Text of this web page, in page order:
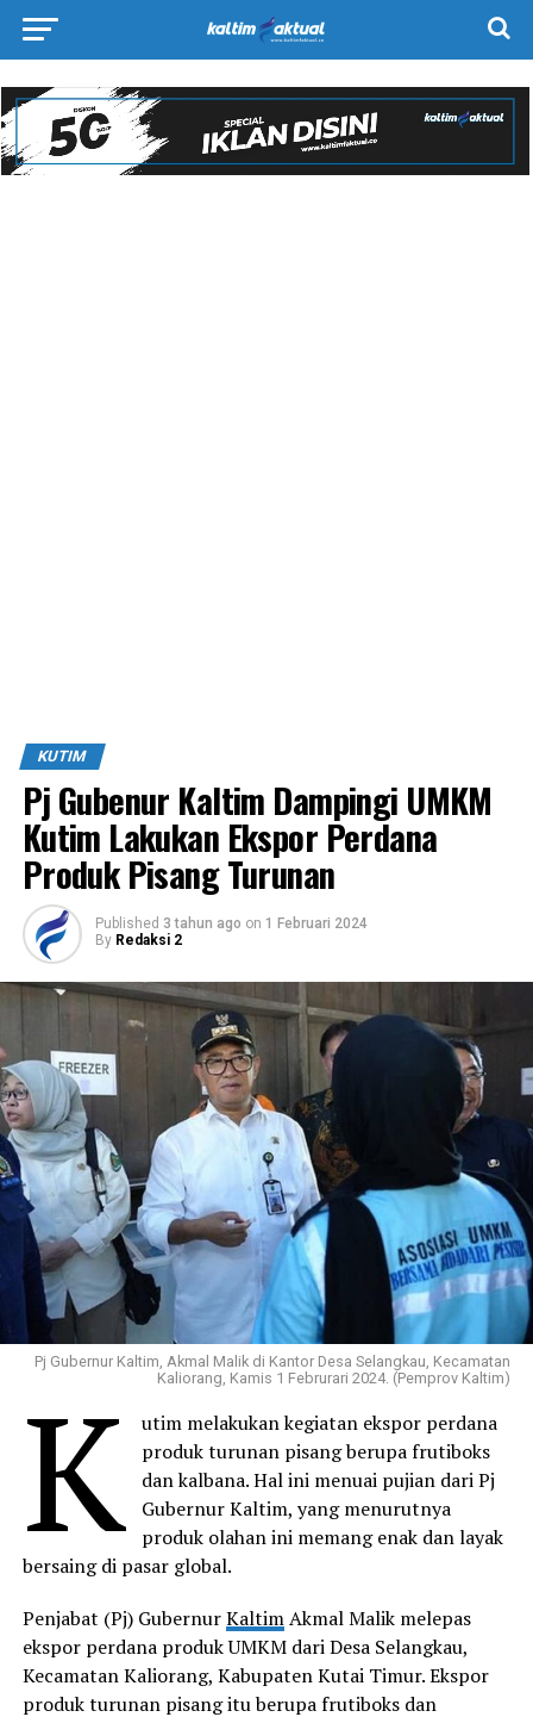
KUTIM
Pj Gubenur Kaltim Dampingi UMKM
Kutim Lakukan Ekspor Perdana
Produk Pisang Turunan
Published 3 tahun ago on 1 Februari 2024
By Redaksi 2
Pj Gubernur Kaltim, Akmal Malik di Kantor Desa Selangkau, Kecamatan
Kaliorang, Kamis 1 Februrari 2024. (Pemprov Kaltim)
K
utim melakukan kegiatan ekspor perdana
produk turunan pisang berupa frutiboks
dan kalbana. Hal ini menuai pujian dari Pj
Gubernur Kaltim, yang menurutnya
produk olahan ini memang enak dan layak
bersaing di pasar global.
Penjabat (Pj) GubernurKaltimAkmal Malik melepas
ekspor perdana produk UMKM dari Desa Selangkau,
Kecamatan Kaliorang, Kabupaten Kutai Timur. Ekspor
produk turunan pisang itu berupa frutiboks dan